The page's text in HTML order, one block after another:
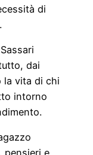
di
dai
la vita di chi
intorno